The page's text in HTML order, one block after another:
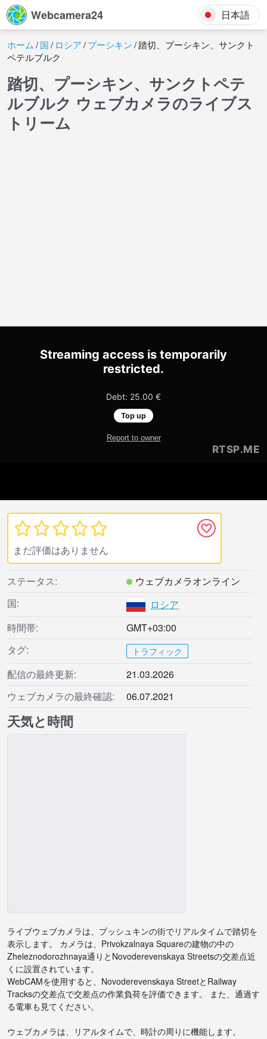
Webcamera24 日本語
ホーム 国 ロシア プーシキン 踏切、プーシキン、サンクト
ペテルブルク
踏切、プーシキン、サンクトペテ
ルブルク ウェブカメラのライブス
トリーム
まだ評価はありません
ステータス:
ウェブカメラオンライン
国:
ロシア
時間帯:
GMT+03:00
タグ:
トラフィック
配信の最終更新:
21.03.2026
ウェブカメラの最終確認:
06.07.2021
天気と時間
ライブウェブカメラは、プッシュキンの街でリアルタイムで踏切を
表示します。 カメラは、Privokzalnaya Squareの建物の中の
Zheleznodorozhnaya通りとNovoderevenskaya Streetsの交差点近
くに設置されています。
WebCAMを使用すると、Novoderevenskaya StreetとRailway
Tracksの交差点で交差点の作業負荷を評価できます。 また、通過す
る電車も見てください。
ウェブカメラは、リアルタイムで、時計の周りに機能します。